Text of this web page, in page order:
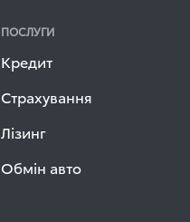
ПОСЛУГИ
Кредит
Страхування
Лізинг
Обмін авто